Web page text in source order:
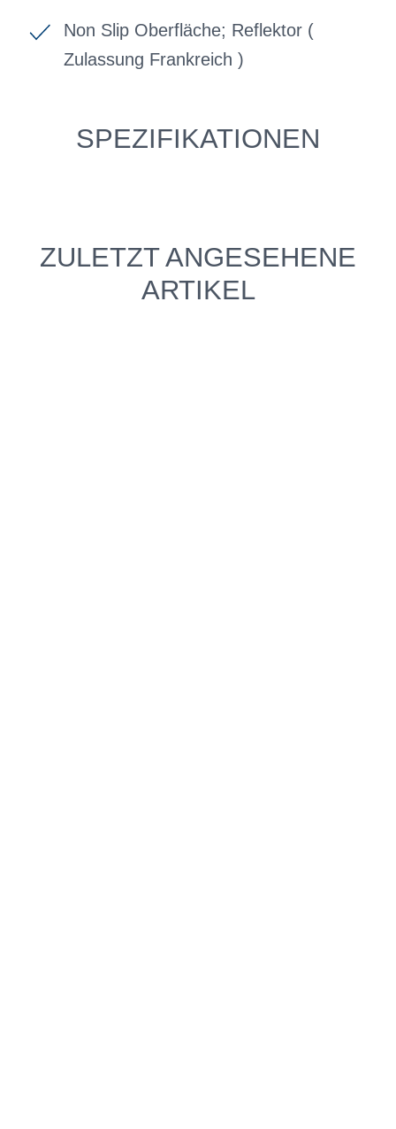
Non Slip Oberfläche; Reflektor (
Zulassung Frankreich )
SPEZIFIKATIONEN
ZULETZT ANGESEHENE
ARTIKEL